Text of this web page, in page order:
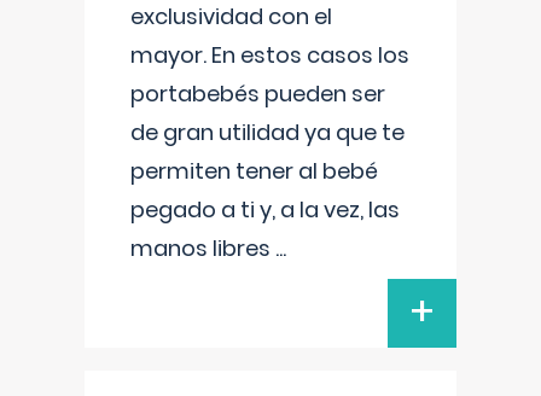
exclusividad con el
mayor. En estos casos los
portabebés pueden ser
de gran utilidad ya que te
permiten tener al bebé
pegado a ti y, a la vez, las
manos libres ...
+